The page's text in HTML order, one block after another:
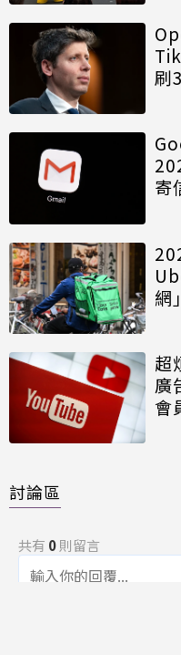
刷
寄
網
超
廣
會
討論區
共有 0則留言